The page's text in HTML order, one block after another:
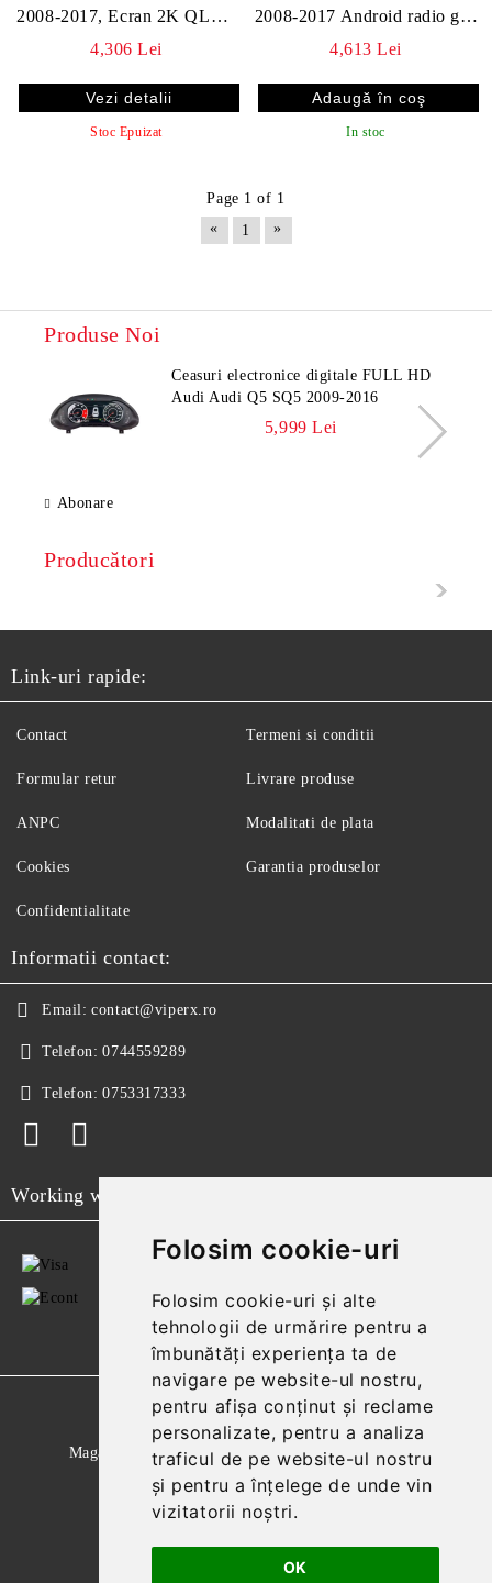
Folosim cookie-uri
Folosim cookie-uri și alte
tehnologii de urmărire pentru a
îmbunătăți experiența ta de
navigare pe website-ul nostru,
pentru afișa conținut și reclame
personalizate, pentru a analiza
traficul de pe website-ul nostru
și pentru a înțelege de unde vin
vizitatorii noștri.
OK
2008-2017, Ecran 2K QLED
13",Octacore,8Gb
Hdd,4G,360,DSP,Carplay,Bluetooth
EDT-E513-PRO v1
4,306 Lei
Vezi detalii
Stoc Epuizat
2008-2017 Android radio gps
internet 8+128 carplay
4,613 Lei
In stoc
Page 1 of 1
«
1 »
Produse Noi
Ceasuri electronice digitale FULL HD
Audi Audi Q5 SQ5 2009-2016
5,999 Lei
Abonare
Producători
Link-uri rapide:
Contact
Formular retur
ANPC
Cookies
Termeni si conditii
Livrare produse
Modalitati de plata
Garantia produselor
Confidentialitate
Informatii contact:
Email: contact@viperx.ro
Telefon: 0744559289
Telefon: 0753317333
Working with
GDPR
Magazinul nostru respecta 100% prevederile GDPR.
Citeste politica de confidentialitate
Informatiile mele personale